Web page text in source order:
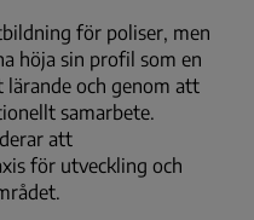
för poliser, men
höja sin profil som en
och genom att
samarbete.
att
för utveckling och